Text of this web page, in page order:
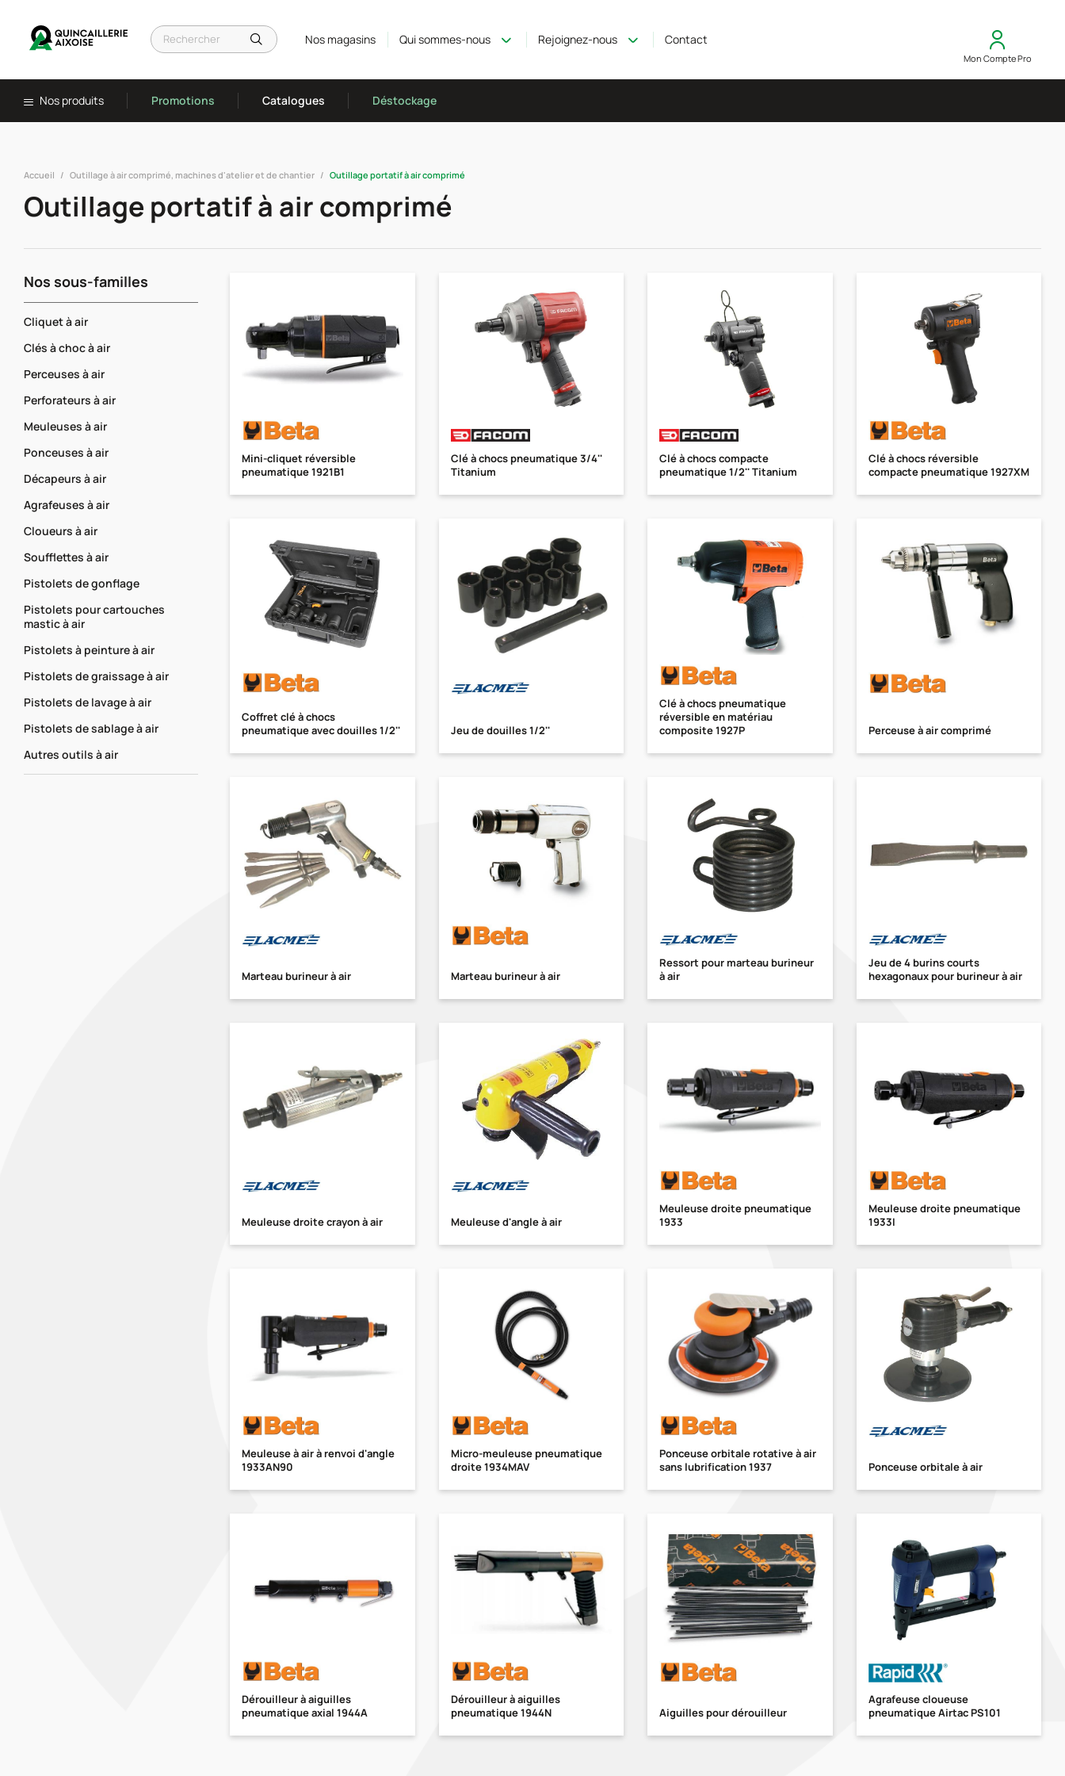
Nos magasins Qui sommes-nous Rejoignez-nous Contact
Mon Compte Pro
Nos produits Promotions Catalogues Déstockage
Accueil Outillage à air comprimé, machines d'atelier et de chantier Outillage portatif à air comprimé
Outillage portatif à air comprimé
Nos sous-familles
Cliquet à air
Clés à choc à air
Perceuses à air
Perforateurs à air
Meuleuses à air
Ponceuses à air
Décapeurs à air
Agrafeuses à air
Cloueurs à air
Soufflettes à air
Pistolets de gonflage
Pistolets pour cartouches
mastic à air
Pistolets à peinture à air
Pistolets de graissage à air
Pistolets de lavage à air
Pistolets de sablage à air
Autres outils à air
Mini-cliquet réversible
pneumatique 1921B1
Clé à chocs pneumatique 3/4''
Titanium
Clé à chocs compacte
pneumatique 1/2'' Titanium
Clé à chocs réversible
compacte pneumatique 1927XM
Coffret clé à chocs
pneumatique avec douilles 1/2''
Jeu de douilles 1/2''
Clé à chocs pneumatique
réversible en matériau
composite 1927P
Perceuse à air comprimé
Marteau burineur à air Marteau burineur à air
Ressort pour marteau burineur
à air
Jeu de 4 burins courts
hexagonaux pour burineur à air
Meuleuse droite crayon à air Meuleuse d'angle à air
Meuleuse droite pneumatique
1933
Meuleuse droite pneumatique
1933I
Meuleuse à air à renvoi d'angle
1933AN90
Micro-meuleuse pneumatique
droite 1934MAV
Ponceuse orbitale rotative à air
sans lubrification 1937
Ponceuse orbitale à air
Dérouilleur à aiguilles
pneumatique axial 1944A
Dérouilleur à aiguilles
pneumatique 1944N
Aiguilles pour dérouilleur
Agrafeuse cloueuse
pneumatique Airtac PS101